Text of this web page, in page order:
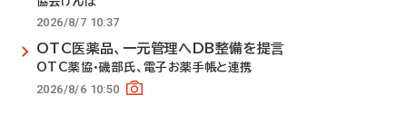
2026/8/7 10:37
OTC医薬品、一元管理へDB整備を提言
OTC薬協・磯部氏、電子お薬手帳と連携
2026/8/6 10:50